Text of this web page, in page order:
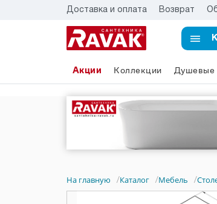
Доставка и оплата Возврат
Акции Коллекции Душевые
На главную /Каталог /Мебель /